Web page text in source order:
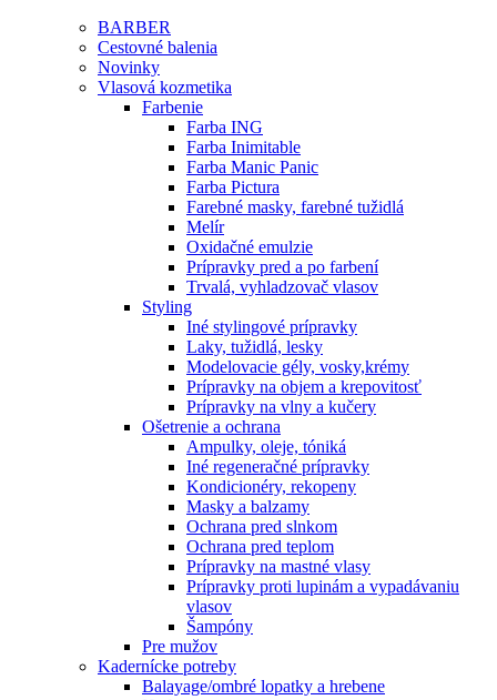
BARBER
Cestovné balenia
Novinky
Vlasová kozmetika
Farbenie
Farba ING
Farba Inimitable
Farba Manic Panic
Farba Pictura
Farebné masky, farebné tužidlá
Melír
Oxidačné emulzie
Prípravky pred a po farbení
Trvalá, vyhladzovač vlasov
Styling
Iné stylingové prípravky
Laky, tužidlá, lesky
Modelovacie gély, vosky,krémy
Prípravky na objem a krepovitosť
Prípravky na vlny a kučery
Ošetrenie a ochrana
Ampulky, oleje, tóniká
Iné regeneračné prípravky
Kondicionéry, rekopeny
Masky a balzamy
Ochrana pred slnkom
Ochrana pred teplom
Prípravky na mastné vlasy
Prípravky proti lupinám a vypadávaniu
vlasov
Šampóny
Pre mužov
Kadernícke potreby
Balayage/ombré lopatky a hrebene